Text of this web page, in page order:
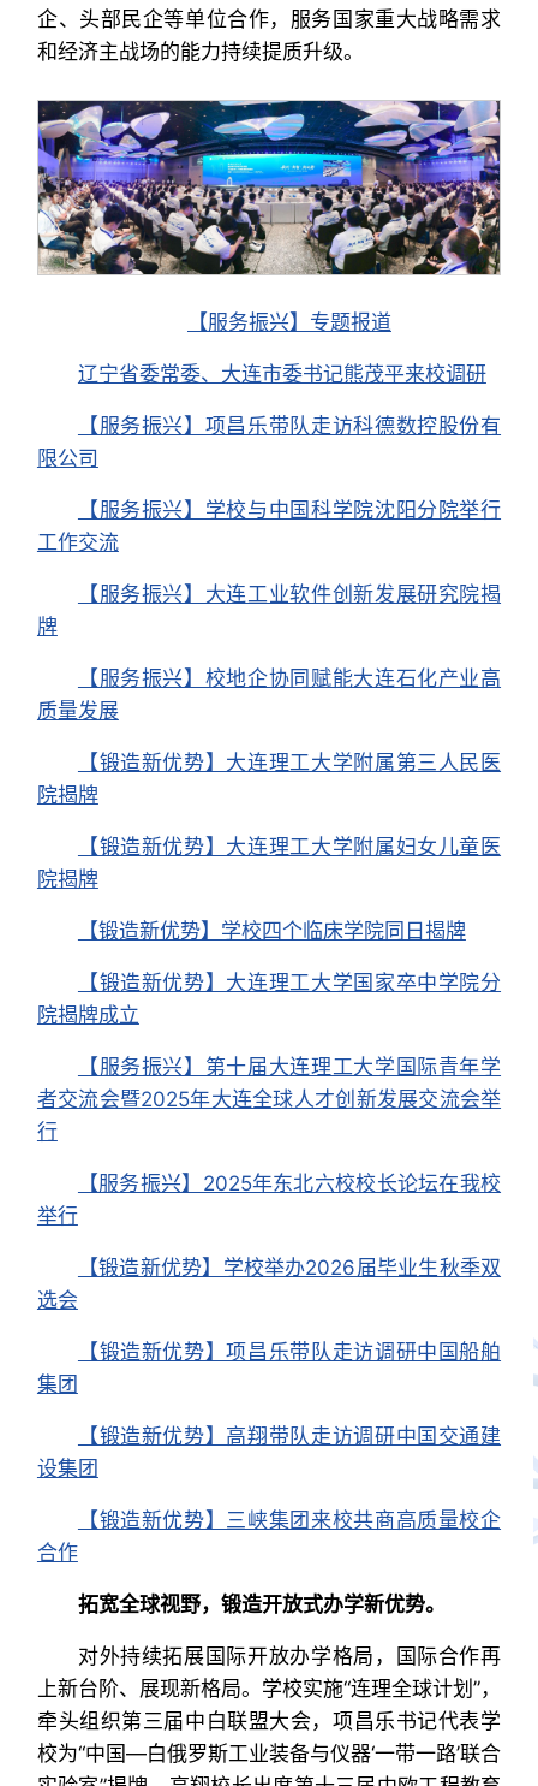
企、头部民企等单位合作，服务国家重大战略需求
和经济主战场的能力持续提质升级。
【服务振兴】专题报道
辽宁省委常委、大连市委书记熊茂平来校调研
【服务振兴】项昌乐带队走访科德数控股份有
限公司
【服务振兴】学校与中国科学院沈阳分院举行
工作交流
【服务振兴】大连工业软件创新发展研究院揭
牌
【服务振兴】校地企协同赋能大连石化产业高
质量发展
【锻造新优势】大连理工大学附属第三人民医
院揭牌
【锻造新优势】大连理工大学附属妇女儿童医
院揭牌
【锻造新优势】学校四个临床学院同日揭牌
【锻造新优势】大连理工大学国家卒中学院分
院揭牌成立
【服务振兴】第十届大连理工大学国际青年学
者交流会暨2025年大连全球人才创新发展交流会举
行
【服务振兴】2025年东北六校校长论坛在我校
举行
【锻造新优势】学校举办2026届毕业生秋季双
选会
【锻造新优势】项昌乐带队走访调研中国船舶
集团
【锻造新优势】高翔带队走访调研中国交通建
设集团
【锻造新优势】三峡集团来校共商高质量校企
合作
拓宽全球视野，锻造开放式办学新优势。
对外持续拓展国际开放办学格局，国际合作再
上新台阶、展现新格局。学校实施“连理全球计划”，
牵头组织第三届中白联盟大会，项昌乐书记代表学
校为“中国—白俄罗斯工业装备与仪器‘一带一路’联合